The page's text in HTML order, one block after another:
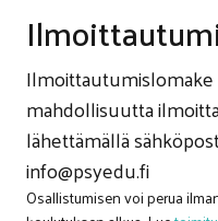
mahdollisuutta
lähettämällä
info@psyedu.fi
Osallistumisen voi perua